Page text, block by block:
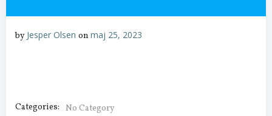
by Jesper Olsen on maj 25, 2023
Categories: No Category